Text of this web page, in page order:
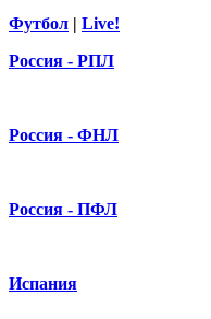
Футбол | Live!
Россия - РПЛ
Россия - ФНЛ
Россия - ПФЛ
Испания